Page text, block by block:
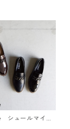
ダル NK222C
シュールマイ
ローファー 993